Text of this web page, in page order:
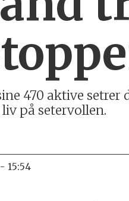
470 aktive
på setervollen.
15:54